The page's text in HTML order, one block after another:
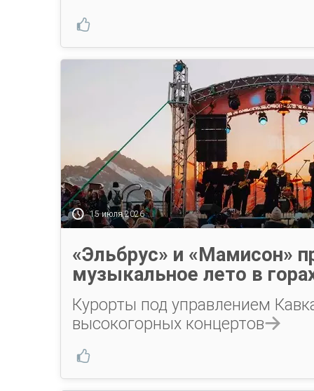
15 июля 2026
«Эльбрус» и «Мамисон»
музыкальное лето в
Курорты под управлением
высокогорных концертов